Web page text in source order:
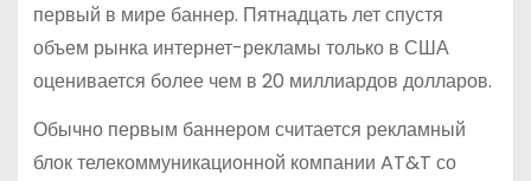
первый в мире баннер. Пятнадцать лет спустя
объем рынка интернет-рекламы только в США
оценивается более чем в 20 миллиардов долларов.
Обычно первым баннером считается рекламный
блок телекоммуникационной компании AT&T со